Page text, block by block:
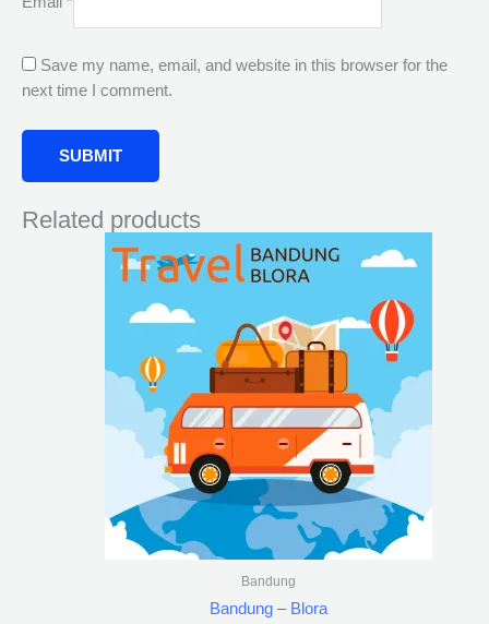
Save my name, email, and website in this browser for the
next time I comment.
Related products
Bandung
Bandung – Blora